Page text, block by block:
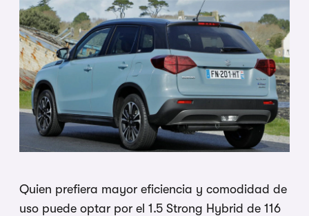
Quien prefiera mayor eficiencia y comodidad de
uso puede optar por el 1.5 Strong Hybrid de 116